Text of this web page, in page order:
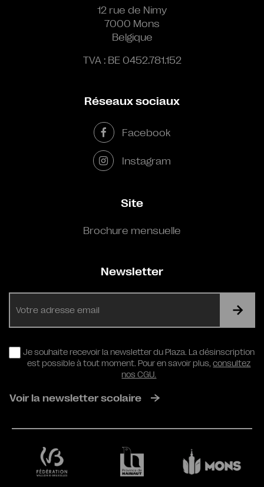
12 rue de Nimy
7000 Mons
Belgique
TVA : BE 0452.781.152
Réseaux sociaux
Facebook
Instagram
Site
Brochure mensuelle
Newsletter
RGPD
Je souhaite recevoir la newsletter du Plaza. La désinscription
est possible à tout moment. Pour en savoir plus,consultez
nos CGU.
Voir la newsletter scolaire